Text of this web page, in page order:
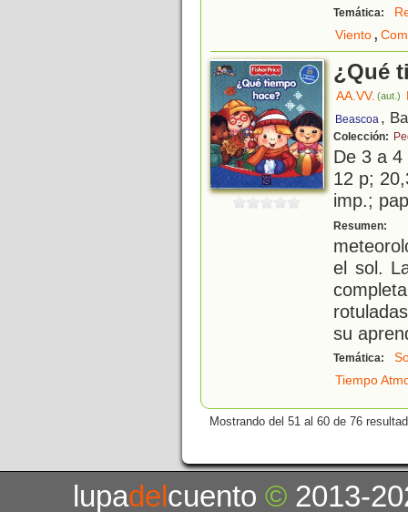
Temática:
Viento,
¿Qué
AA.VV. (aut.)
Beascoa ,
Colección:
De 3 a
12 p;
imp.;
Resumen:
el sol.
su
Temática:
Tiempo
Mostrando del 51 al 60 de 76
lupadelcuento© 2013-